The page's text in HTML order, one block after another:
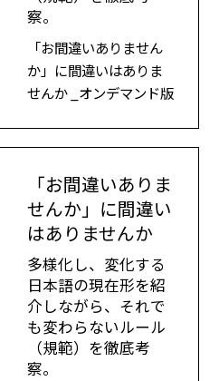
察。
「お間違いありません
か」に間違いはありま
せんか _オンデマンド版
「お間違いありま
せんか」に間違い
はありませんか
多様化し、変化する
日本語の現在形を紹
介しながら、それで
も変わらないルール
（規範）を徹底考
察。